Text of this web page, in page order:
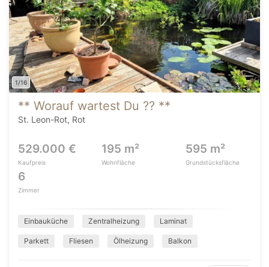
1/16
** Worauf wartest Du ?? **
St. Leon-Rot, Rot
529.000 €
Kaufpreis
195 m²
Wohnfläche
595 m²
Grundstücksfläche
6
Zimmer
Einbauküche Zentralheizung Laminat
Parkett Fliesen Ölheizung Balkon